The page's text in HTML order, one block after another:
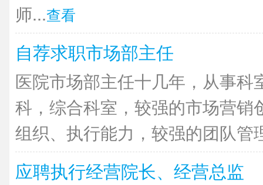
师...查看
自荐求职市场部主任
医院市场部主任十几年，从事科
科，综合科室，较强的市场营销
组织、执行能力，较强的团队管
应聘执行经营院长、经营总监